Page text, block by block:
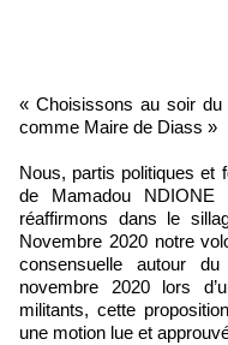
« Choisissons au soir
comme Maire de Diass »
Nous, partis politiques et
de Mamadou
réaffirmons dans le
Novembre 2020 notre
consensuelle autour
novembre 2020 lors
militants, cette
une motion lue et